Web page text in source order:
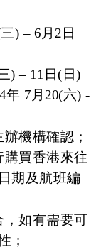
) – 6月2日
) – 11日(日)
年 7月20(六) -
機構確認；
買香港來往
期及航班編
如有需要可
；